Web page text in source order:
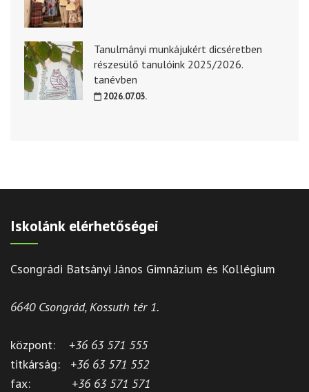
Tanulmányi munkájukért dicséretben
részesülő tanulóink 2025/2026.
tanévben
2026.07.03.
Iskolánk elérhetőségei
Csongrádi Batsányi János Gimnázium és Kollégium
6640 Csongrád, Kossuth tér 1.
központ: +36 63 571 555
titkárság: +36 63 571 552
fax: +36 63 571 571